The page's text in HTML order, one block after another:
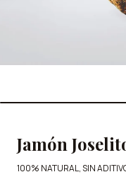
Jamón
100% NATURAL, SIN